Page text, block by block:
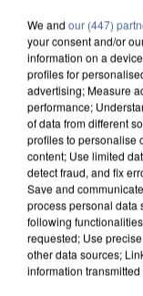
We and our (447)
your consent and/or
information on a
profiles for
advertising; Measure
performance;
of data from different
profiles to personalise
content; Use limited
detect fraud, and fix
Save and
process personal data
following
requested; Use
other data sources;
information